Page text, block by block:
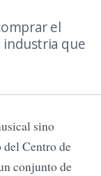
el
industria que
sino
Centro de
conjunto de